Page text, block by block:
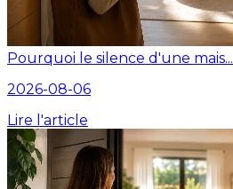
Pourquoi le silence d'une mais...
2026-08-06
Lire l'article